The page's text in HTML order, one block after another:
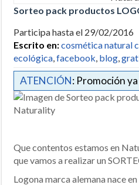
Sorteo pack productos
Participa hasta el 29/02/2016
Escrito en:cosmética natural
ecológica,facebook, blog,
ATENCIÓN: Promoción
Que contentos estamos en
que vamos a realizar un
Logona marca alemana nace